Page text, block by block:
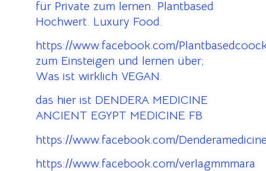
für Private zum lernen. Plantbased
Hochwert. Luxury Food.
https://www.facebook.com/
zum Einsteigen und lernen über;
Was ist wirklich VEGAN.
das hier ist DENDERA MEDICINE
ANCIENT EGYPT MEDICINE FB
https://www.facebook.com/
https://www.facebook.com/verlagmmmara